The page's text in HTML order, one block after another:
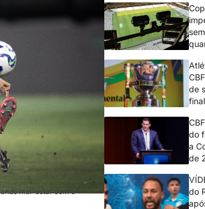
mal-estar com o
de
do
a
de
do